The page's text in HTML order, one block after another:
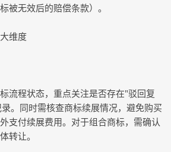
被无效后的赔偿条款）。
维度
流程状态，重点关注是否存在"驳回复
。同时需核查商标续展情况，避免购买
支付续展费用。对于组合商标，需确认
转让。